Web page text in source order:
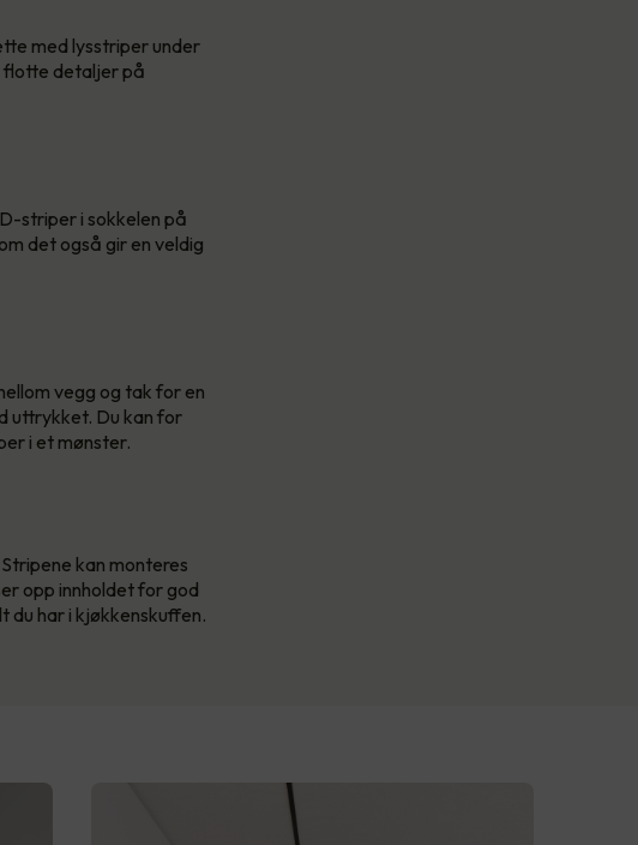
med lysstriper under
flotte detaljer på
striper i sokkelen på
det også gir en veldig
vegg og tak for en
uttrykket. Du kan for
i et mønster.
kan monteres
opp innholdet for god
du har i kjøkkenskuffen.